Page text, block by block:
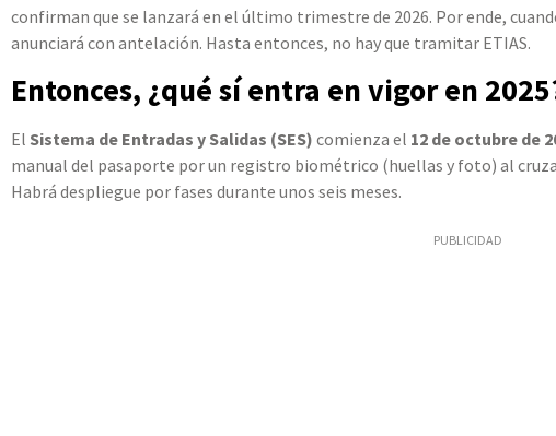
confirman que se lanzará en el último trimestre de 2026. Por ende,
anunciará con antelación. Hasta entonces, no hay que tramitar ETIAS.
Entonces, ¿qué sí entra en vigor en
El Sistema de Entradas y Salidas (SES) comienza el 12 de octubre de
manual del pasaporte por un registro biométrico (huellas y foto) al
Habrá despliegue por fases durante unos seis meses.
PUBLICIDAD